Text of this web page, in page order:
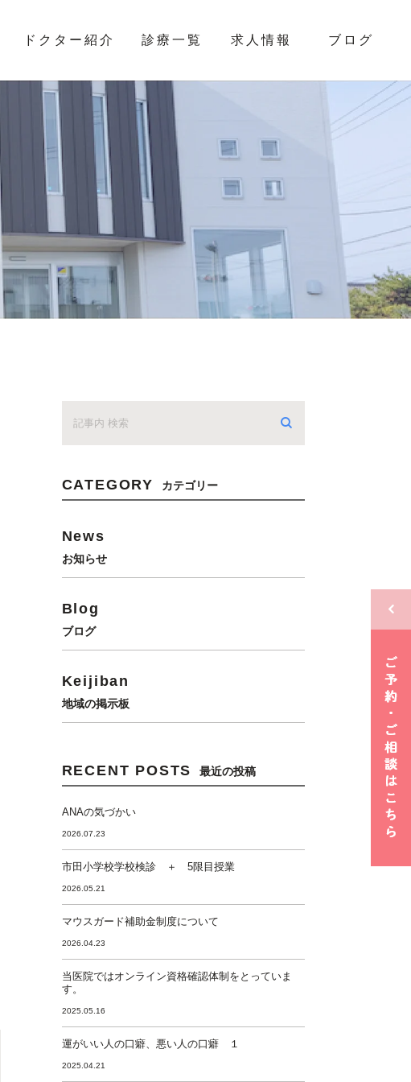
ドクター紹介 診療一覧 求人情報 ブログ
CATEGORY カテゴリー
News
お知らせ
Blog
ブログ
Keijiban
地域の掲示板
RECENT POSTS 最近の投稿
ANAの気づかい
2026.07.23
市田小学校学校検診 ＋ 5限目授業
2026.05.21
マウスガード補助金制度について
2026.04.23
当医院ではオンライン資格確認体制をとっていま
す。
2025.05.16
運がいい人の口癖、悪い人の口癖 １
2025.04.21